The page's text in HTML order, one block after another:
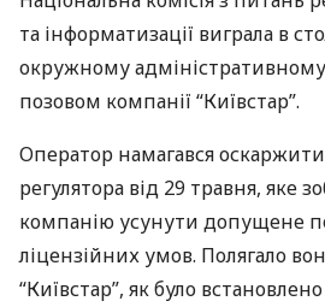
та інформатизації виграла в
окружному адміністративному
позовом компанії “Київстар”.
Оператор намагався
регулятора від 29 травня, яке
компанію усунути допущене
ліцензійних умов. Полягало
“Київстар”, як було